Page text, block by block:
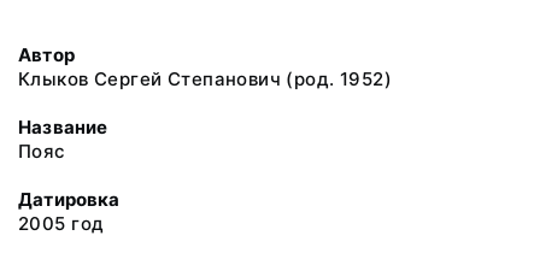
Автор
Клыков Сергей Степанович (род. 1952)
Название
Пояс
Датировка
2005 год